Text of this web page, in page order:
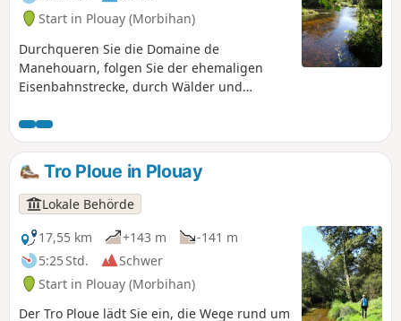
Start in Plouay (Morbihan)
Durchqueren Sie die Domaine de
Manehouarn, folgen Sie der ehemaligen
Eisenbahnstrecke, durch Wälder und
eingeschnittene Tal von Pontkalleg, durch
das sich der wilde und reißende Fluss Scorff
schlängelt. Eine herrliche Wanderung im
Herzen der Natur, auf der Sie das Kulturerbe
und die lokale Geschichte entdecken
können.
Tro Ploue in Plouay
Lokale Behörde
17,55 km
+143 m
-141 m
5:25 Std.
Schwer
Start in Plouay (Morbihan)
Der Tro Ploue lädt Sie ein, die Wege rund um